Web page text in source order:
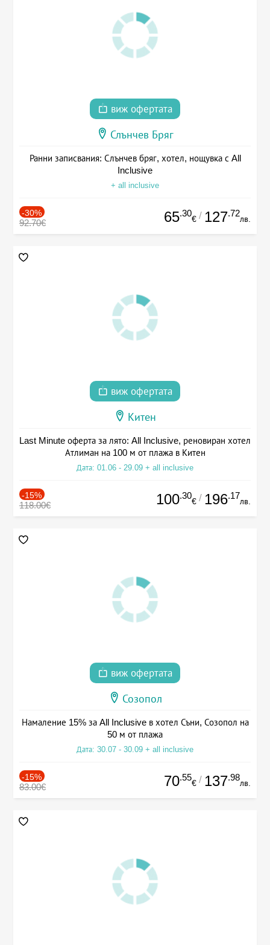
виж офертата
Слънчев Бряг
Ранни записвания: Слънчев бряг, хотел, нощувка с All
Inclusive
+ all inclusive
-30%
92.70€ 65.30
€ / 127.72
лв.
виж офертата
Китен
Last Minute оферта за лято: All Inclusive, реновиран хотел
Атлиман на 100 м от плажа в Китен
Дата: 01.06 - 29.09 + all inclusive
-15%
118.00€ 100.30
€ / 196.17
лв.
виж офертата
Созопол
Намаление 15% за All Inclusive в хотел Съни, Созопол на
50 м от плажа
Дата: 30.07 - 30.09 + all inclusive
-15%
83.00€ 70.55
€ / 137.98
лв.